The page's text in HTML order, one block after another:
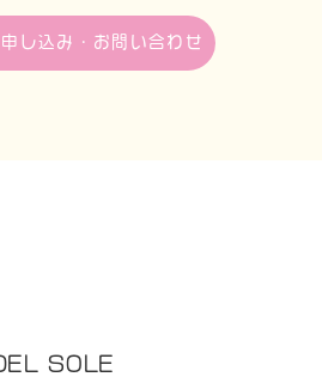
し込み・お問い合わせ
SOLE